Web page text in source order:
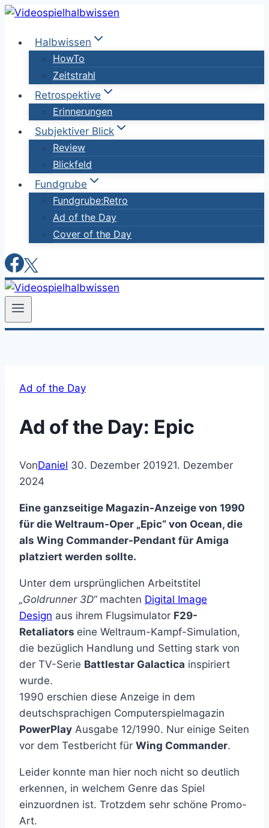
Zum
springenHalbwissen
HowTo
Zeitstrahl
Retrospektive
Erinnerungen
Subjektiver Blick
Review
Blickfeld
Fundgrube
Fundgrube:Retro
Ad of the Day
Cover of the Day
Ad of the Day
Ad of the Day: Epic
VonDaniel 30. Dezember 201921. Dezember
2024
Eine ganzseitige Magazin-Anzeige von 1990
für die Weltraum-Oper „Epic“ von Ocean, die
als Wing Commander-Pendant für Amiga
platziert werden sollte.
Unter dem ursprünglichen Arbeitstitel
„Goldrunner 3D“machten Digital Image
Design aus ihrem Flugsimulator F29-
Retaliators eine Weltraum-Kampf-Simulation,
die bezüglich Handlung und Setting stark von
der TV-Serie Battlestar Galactica inspiriert
wurde.
1990 erschien diese Anzeige in dem
deutschsprachigen Computerspielmagazin
PowerPlay Ausgabe 12/1990. Nur einige Seiten
vor dem Testbericht für Wing Commander.
Leider konnte man hier noch nicht so deutlich
erkennen, in welchem Genre das Spiel
einzuordnen ist. Trotzdem sehr schöne Promo-
Art.